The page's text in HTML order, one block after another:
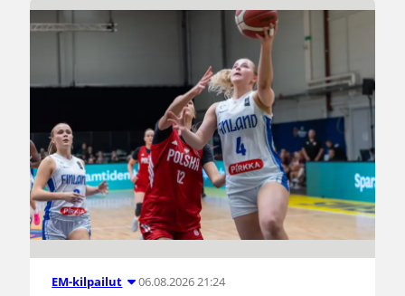
EM-kilpailut 06.08.2026 21:24